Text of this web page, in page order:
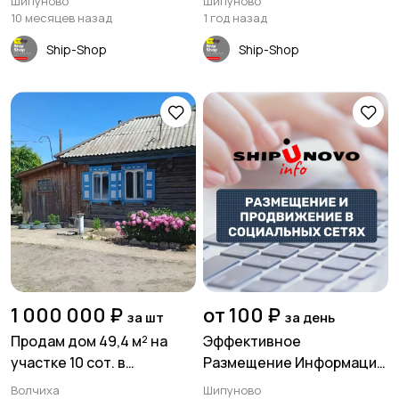
площадь 228 м²
10 месяцев назад
Ship-Shop
1 год назад
Ship-Shop
1 000 000 ₽ за шт
Продам дом 49,4 м² на
участке 10 сот. в
с.Bолчиха ул.Подбoрнaя
Волчиха
от 100 ₽ за день
Эффективное
Размещение Информации
в Шипуново и Алтайском
Шипуново